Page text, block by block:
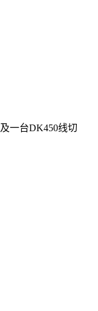
及一台DK450线切